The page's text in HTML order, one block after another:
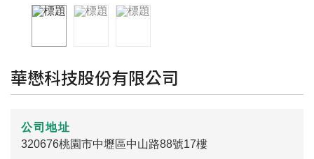
華懋科技股份有限公司
公司地址
320676桃園市中壢區中山路88號17樓